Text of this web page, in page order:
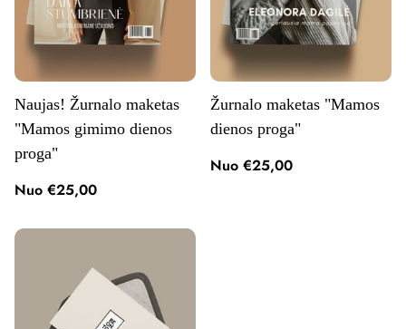
Naujas! Žurnalo maketas
"Mamos gimimo dienos
proga"
Nuo €25,00
Žurnalo maketas "Mamos
dienos proga"
Nuo €25,00